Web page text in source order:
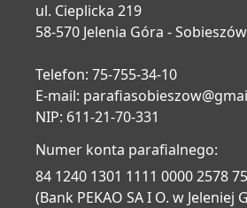
ul. Cieplicka 219
58-570 Jelenia Góra - Sobieszów
Telefon: 75-755-34-10
E-mail:
NIP: 611-21-70-331
Numer konta parafialnego:
84 1240 1301 1111 0000 2578
(Bank PEKAO SA I O. w Jeleniej